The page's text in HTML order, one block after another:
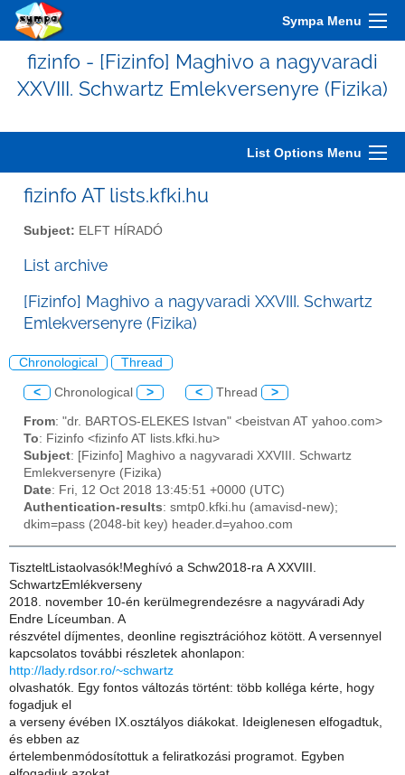
Sympa Menu
fizinfo - [Fizinfo] Maghivo a nagyvaradi
XXVIII. Schwartz Emlekversenyre (Fizika)
List Options Menu
fizinfo AT lists.kfki.hu
Subject: ELFT HÍRADÓ
List archive
[Fizinfo] Maghivo a nagyvaradi XXVIII. Schwartz
Emlekversenyre (Fizika)
Chronological Thread
< Chronological > < Thread >
From: "dr. BARTOS-ELEKES Istvan" <beistvan AT yahoo.com>
To: Fizinfo <fizinfo AT lists.kfki.hu>
Subject: [Fizinfo] Maghivo a nagyvaradi XXVIII. Schwartz
Emlekversenyre (Fizika)
Date: Fri, 12 Oct 2018 13:45:51 +0000 (UTC)
Authentication-results: smtp0.kfki.hu (amavisd-new);
dkim=pass (2048-bit key) header.d=yahoo.com
TiszteltListaolvasók!Meghívó a Schw2018-ra A XXVIII.
SchwartzEmlékverseny
2018. november 10-én kerülmegrendezésre a nagyváradi Ady
Endre Líceumban. A
részvétel díjmentes, deonline regisztrációhoz kötött. A versennyel
kapcsolatos további részletek ahonlapon:
http://lady.rdsor.ro/~schwartz
olvashatók. Egy fontos változás történt: több kolléga kérte, hogy
fogadjuk el
a verseny évében IX.osztályos diákokat. Ideiglenesen elfogadtuk,
és ebben az
értelembenmódosítottuk a feliratkozási programot. Egyben